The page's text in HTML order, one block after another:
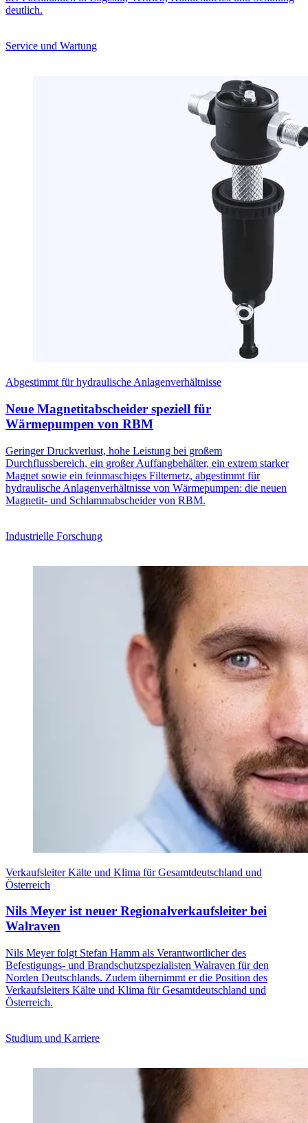
deutlich.
Service und Wartung
Abgestimmt für hydraulische Anlagenverhältnisse
Neue Magnetitabscheider speziell für
Wärmepumpen von RBM
Geringer Druckverlust, hohe Leistung bei großem
Durchflussbereich, ein großer Auffangbehälter, ein extrem starker
Magnet sowie ein feinmaschiges Filternetz, abgestimmt für
hydraulische Anlagenverhältnisse von Wärmepumpen: die neuen
Magnetit- und Schlammabscheider von RBM.
Industrielle Forschung
Verkaufsleiter Kälte und Klima für Gesamtdeutschland und
Österreich
Nils Meyer ist neuer Regionalverkaufsleiter bei
Walraven
Nils Meyer folgt Stefan Hamm als Verantwortlicher des
Befestigungs- und Brandschutzspezialisten Walraven für den
Norden Deutschlands. Zudem übernimmt er die Position des
Verkaufsleiters Kälte und Klima für Gesamtdeutschland und
Österreich.
Studium und Karriere